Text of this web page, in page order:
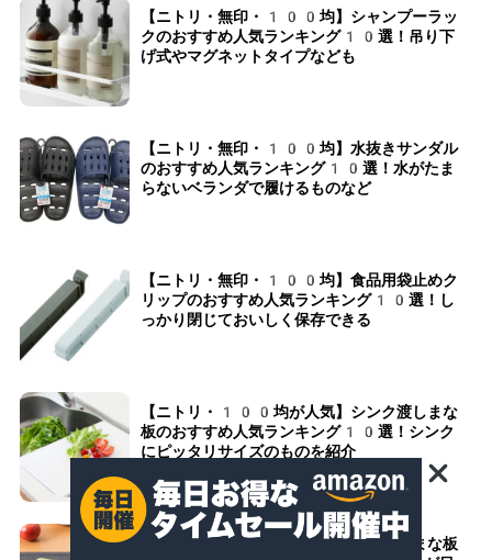
【ニトリ・無印・100均】シャンプーラッ
クのおすすめ人気ランキング10選！吊り下
げ式やマグネットタイプなども
【ニトリ・無印・100均】水抜きサンダル
のおすすめ人気ランキング10選！水がたま
らないベランダで履けるものなど
【ニトリ・無印・100均】食品用袋止めク
リップのおすすめ人気ランキング10選！し
っかり閉じておいしく保存できる
【ニトリ・100均が人気】シンク渡しまな
板のおすすめ人気ランキング10選！シンク
にピッタリサイズのものを紹介
【ニトリ・カインズ・100均】黒いまな板